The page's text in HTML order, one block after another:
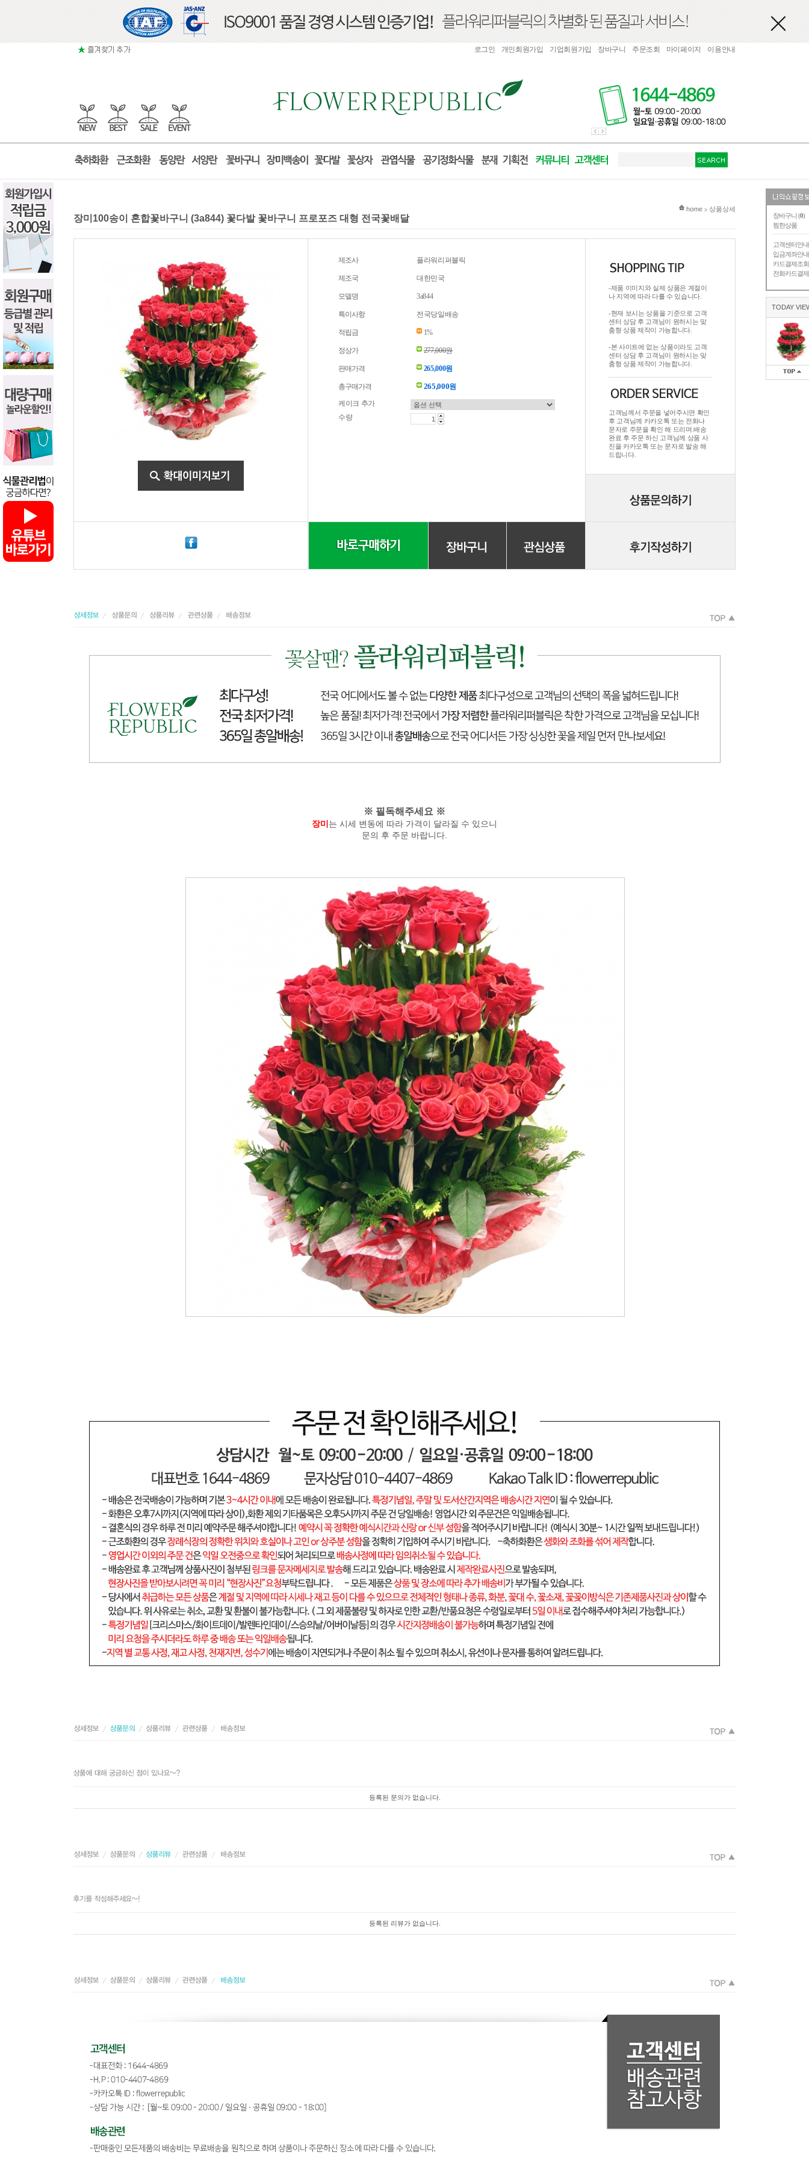
장바구니 (0)
찜한상품
고객센터안내
입금계좌안내
카드결제조회
전화카드결제
TODAY
로그인 개인회원가입 기업회원가입 장바구니 주문조회 마이페이지 이용안내
현재 위치
home > 상품상세
장미100송이 혼합꽃바구니 (3a844) 꽃다발 꽃바구니 프로포즈 대형 전국꽃배달
제조사 플라워리퍼블릭
제조국 대한민국
모델명 3a844
특이사항 전국당일배송
적립금 1%
정상가 277,000원
판매가격 265,000원
총구매가격 265,000원
케이크 추가
수량
-제품 이미지와 실제 상품은 계절이
나 지역에 따라 다를 수 있습니다.
-현재 보시는 상품을 기준으로 고객
센터 상담 후 고객님이 원하시는 맞
춤형 상품 제작이 가능합니다.
-본 사이트에 없는 상품이라도 고객
센터 상담 후 고객님이 원하시는 맞
춤형 상품 제작이 가능합니다.
고객님께서 주문을 넣어주시면 확인
후 고객님께 카카오톡 또는 전화나
문자로 주문을 확인 해 드리며.배송
완료 후 주문 하신 고객님께 상품 사
진을 카카오톡 또는 문자로 발송 해
드립니다.
※ 필독해주세요 ※
장미 는 시세 변동에 따라 가격이 달라질 수 있으니
문의 후 주문 바랍니다.
등록된 문의가 없습니다.
등록된 리뷰가 없습니다.